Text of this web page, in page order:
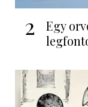
2
Egy